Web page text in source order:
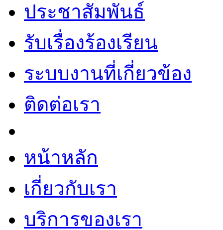
ประชาสัมพันธ์
รับเรื่องร้องเรียน
ระบบงานที่เกี่ยวข้อง
ติดต่อเรา
หน้าหลัก
เกี่ยวกับเรา
บริการของเรา